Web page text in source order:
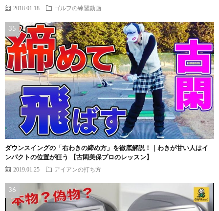
2018.01.18 ゴルフの練習動画
ダウンスイングの「右わきの締め方」を徹底解説！｜わきが甘い人はイ
ンパクトの位置が狂う 【古閑美保プロのレッスン】
2019.01.25 アイアンの打ち方